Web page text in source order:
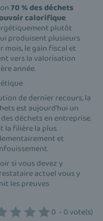
70 % des déchets
calorifique
plutôt
produisent plusieurs
mois, le gain fiscal et
vers la valorisation
année.
de dernier recours, la
est aujourd'hui un
déchets en entreprise.
la filière la plus
et
si vous devez y
actuel vous y
les preuves
0 - 0vote(s)